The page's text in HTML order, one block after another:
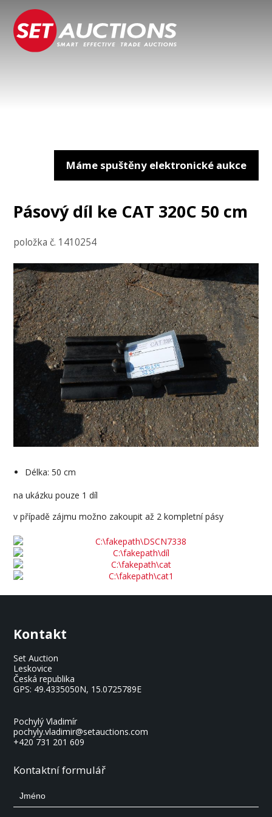
Máme spuštěny elektronické aukce
Pásový díl ke CAT 320C 50 cm
položka č. 1410254
Délka: 50 cm
na ukázku pouze 1 díl
v případě zájmu možno zakoupit až 2 kompletní pásy
Kontakt
Set Auction
Leskovice
Česká republika
GPS: 49.4335050N, 15.0725789E
Pochylý Vladimír
pochyly.vladimir@setauctions.com
+420 731 201 609
Kontaktní formulář